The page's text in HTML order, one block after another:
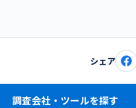
シェア
調査会社・ツールを探す